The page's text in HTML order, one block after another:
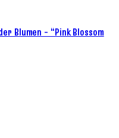
Blumen – “Pink Blossom